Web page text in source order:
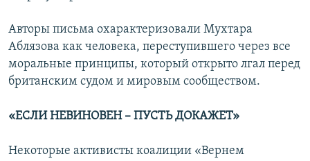
Авторы письма охарактеризовали Мухтара
Аблязова как человека, переступившего через все
моральные принципы, который открыто лгал перед
британским судом и мировым сообществом.
«ЕСЛИ НЕВИНОВЕН – ПУСТЬ ДОКАЖЕТ»
Некоторые активисты коалиции «Вернем